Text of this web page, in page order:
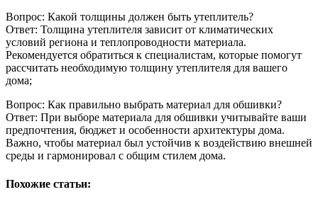
Вопрос: Какой толщины должен быть утеплитель?
Ответ: Толщина утеплителя зависит от климатических
условий региона и теплопроводности материала.
Рекомендуется обратиться к специалистам, которые помогут
рассчитать необходимую толщину утеплителя для вашего
дома;
Вопрос: Как правильно выбрать материал для обшивки?
Ответ: При выборе материала для обшивки учитывайте ваши
предпочтения, бюджет и особенности архитектуры дома.
Важно, чтобы материал был устойчив к воздействию внешней
среды и гармонировал с общим стилем дома.
Похожие статьи: